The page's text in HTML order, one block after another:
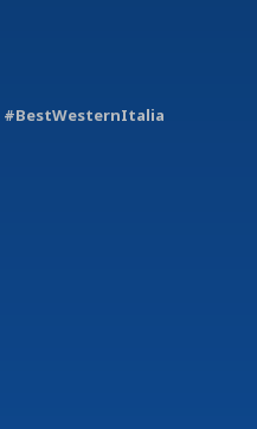
#BestWesternItalia